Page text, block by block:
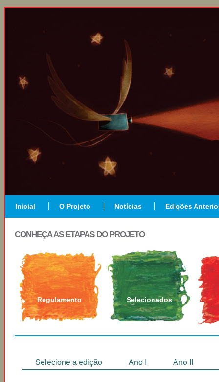
Inicial O Projeto Notícias Edições
CONHEÇA AS ETAPAS DO PROJETO
Regulamento Selecionados
Selecione a edição Ano I Ano II